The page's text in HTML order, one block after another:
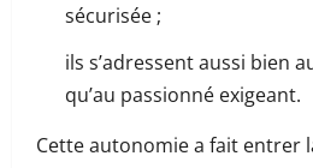
sécurisée ;
ils s’adressent aussi bien
qu’au passionné exigeant.
Cette autonomie a fait entrer